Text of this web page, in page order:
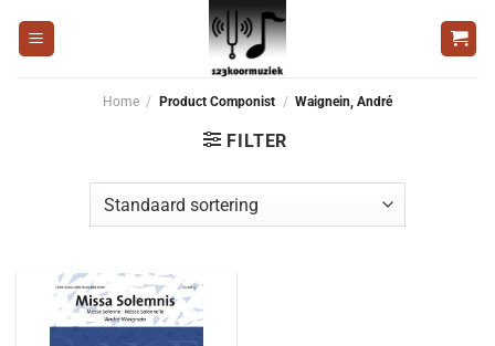
naar
Home / Product Componist / Waignein, André
FILTER